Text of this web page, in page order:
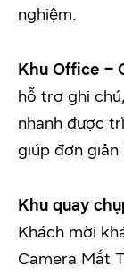
nghiệm.
Khu Office –
hỗ trợ ghi
nhanh được
giúp đơn giản
Khu quay
Khách mời
Camera Mắt